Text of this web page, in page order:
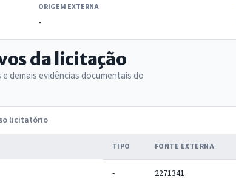
ORIGEM EXTERNA
-
da licitação
demais evidências documentais do
licitatório
TIPO FONTE EXTERNA
- 2271341